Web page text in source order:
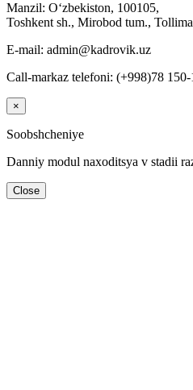
Manzil: Oʻzbekiston, 100105,
Toshkent sh., Mirobod tum.,
E-mail: admin@kadrovik.uz
Call-markaz telefoni: (+998)78 150-
×
Soobshcheniye
Danniy modul naхoditsya v stadii
Close